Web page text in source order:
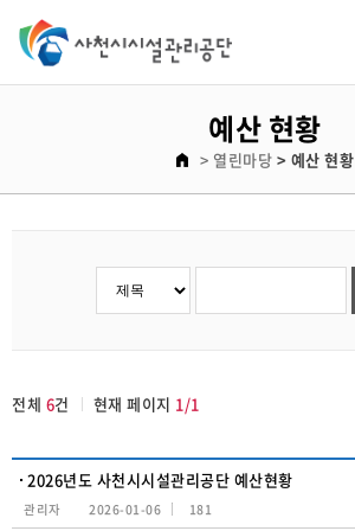
예산 현황
> 열린마당 > 예산 현황
전체 6건 현재 페이지 1/1
2026년도 사천시시설관리공단 예산현황
관리자 2026-01-06 181